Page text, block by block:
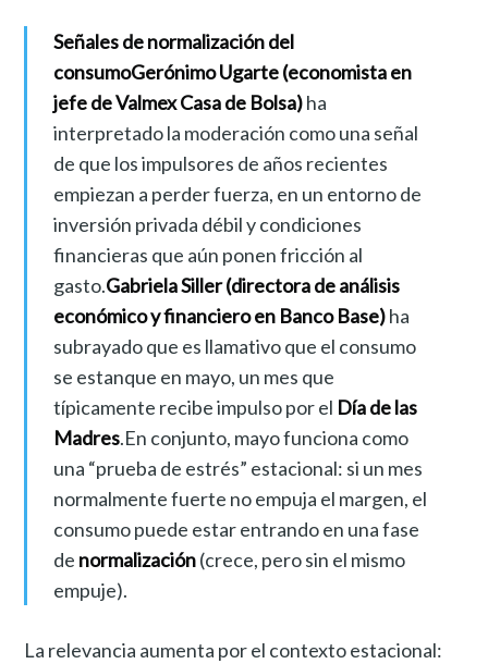
Señales de normalización del
consumoGerónimo Ugarte (economista en
jefe de Valmex Casa de Bolsa)ha
interpretado la moderación como una señal
de que los impulsores de años recientes
empiezan a perder fuerza, en un entorno de
inversión privada débil y condiciones
financieras que aún ponen fricción al
gasto.Gabriela Siller (directora de análisis
económico y financiero en Banco Base)ha
subrayado que es llamativo que el consumo
se estanque en mayo, un mes que
típicamente recibe impulso por el Día de las
Madres.En conjunto, mayo funciona como
una “prueba de estrés” estacional: si un mes
normalmente fuerte no empuja el margen, el
consumo puede estar entrando en una fase
de normalización(crece, pero sin el mismo
empuje).
La relevancia aumenta por el contexto estacional: